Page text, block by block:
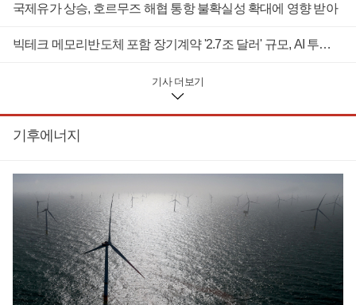
범 프로그램을 발표했다. 기존 국립 연구소 내에 한정된 원자로
로를 비롯해 안타레스뉴클리어와 발라 아토믹스, 디플로이어블
개리시 원자력 담당 차관보는 발표 자료를 통해 "트럼프 대통령
이 추진한 원자로 파일럿 프로그램 덕분에 오클로의 시험 원자
로가 미국 원자력 산업이 부활하는데 일부를 담당하게 됐다"며
"중요한 이정표를 달성한 오클로와 에너지부 및 연구 직원의 노
고에 찬사를 보낸다"고 말했다.2013년 설립된 오클로는 75메가
노리고 있다. 이 외에 300메가와트급 소형모듈원자로도 따로 개
발하고 있다.앞서 오클로는 지난해 5월23일 한수원과 오로라의
표준설계 및 개발과 검증에 협력하는 내용의 업무 협약을 맺었
다.블룸버그는 오클로 시험 원자로를 다룬 6일자 기사를 통해
"오클로의 성과는 트럼프 정부의 규제 장벽 제거 노력이 새로운
핵 기술의 실현 가능성을 여는 데 도움이 되고 있음을 시사한
다"고 평가했다.이근호 기자
국제유가 상승, 호르무즈 해협 통항 불확실성 확대에 영향 받아
빅테크 메모리반도체 포함 장기계약 '2.7조 달러' 규모, AI 투자 위축 우려와 반대 신호
기사 더보기
기후에너지